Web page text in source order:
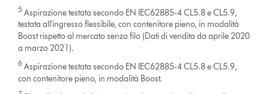
5 Aspirazione testata secondo EN IEC62885-4 CL5.8 e CL5.9,
testata all'ingresso flessibile, con contenitore pieno, in modalità
Boost rispetto al mercato senza filo (Dati di vendita da aprile 2020
a marzo 2021).
6 Aspirazione testata secondo EN IEC62885-4 CL5.8 e CL5.9,
con contenitore pieno, in modalità Boost.